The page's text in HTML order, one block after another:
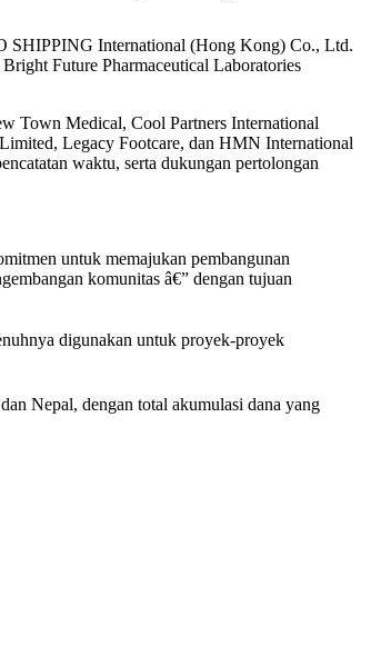
SHIPPING International (Hong Kong) Co., Ltd.
Future Pharmaceutical Laboratories
Town Medical, Cool Partners International
Legacy Footcare, dan HMN International
waktu, serta dukungan pertolongan
untuk memajukan pembangunan
komunitas â€” dengan tujuan
digunakan untuk proyek-proyek
Nepal, dengan total akumulasi dana yang